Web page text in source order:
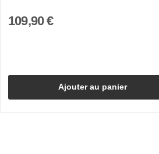
109,90 €
Ajouter au panier